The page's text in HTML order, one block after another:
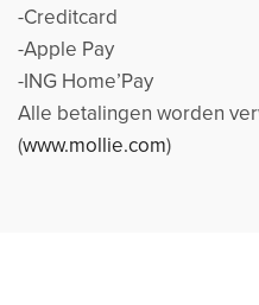
-Creditcard
-Apple Pay
-ING Home’Pay
Alle betalingen worden
(www.mollie.com)